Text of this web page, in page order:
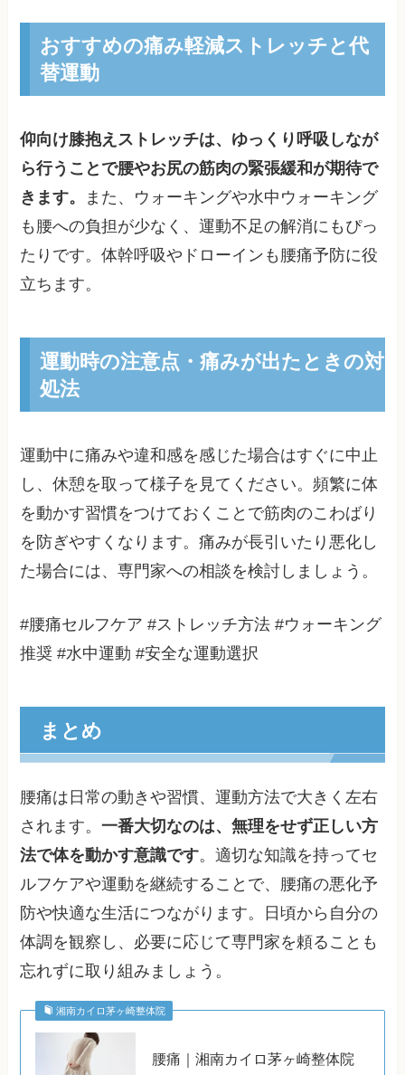
おすすめの痛み軽減ストレッチと代
替運動
仰向け膝抱えストレッチは、ゆっくり呼吸しなが
ら行うことで腰やお尻の筋肉の緊張緩和が期待で
きます。
また、ウォーキングや水中ウォーキング
も腰への負担が少なく、運動不足の解消にもぴっ
たりです。体幹呼吸やドローインも腰痛予防に役
立ちます。
運動時の注意点・痛みが出たときの対
処法
運動中に痛みや違和感を感じた場合はすぐに中止
し、休憩を取って様子を見てください。頻繁に体
を動かす習慣をつけておくことで筋肉のこわばり
を防ぎやすくなります。痛みが長引いたり悪化し
た場合には、専門家への相談を検討しましょう。
#腰痛セルフケア #ストレッチ方法 #ウォーキング
推奨 #水中運動 #安全な運動選択
まとめ
腰痛は日常の動きや習慣、運動方法で大きく左右
されます。一番大切なのは、無理をせず正しい方
法で体を動かす意識です。適切な知識を持ってセ
ルフケアや運動を継続することで、腰痛の悪化予
防や快適な生活につながります。日頃から自分の
体調を観察し、必要に応じて専門家を頼ることも
忘れずに取り組みましょう。
湘南カイロ茅ヶ崎整体院
腰痛｜湘南カイロ茅ヶ崎整体院